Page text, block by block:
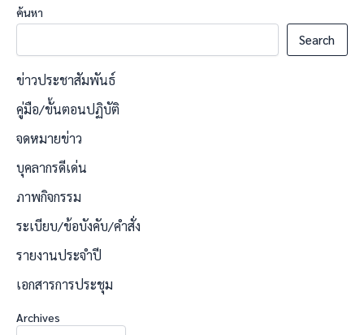
ค้นหา
Search
ข่าวประชาสัมพันธ์
คู่มือ/ขั้นตอนปฏิบัติ
จดหมายข่าว
บุคลากรดีเด่น
ภาพกิจกรรม
ระเบียบ/ข้อบังคับ/คำสั่ง
รายงานประจำปี
เอกสารการประชุม
Archives